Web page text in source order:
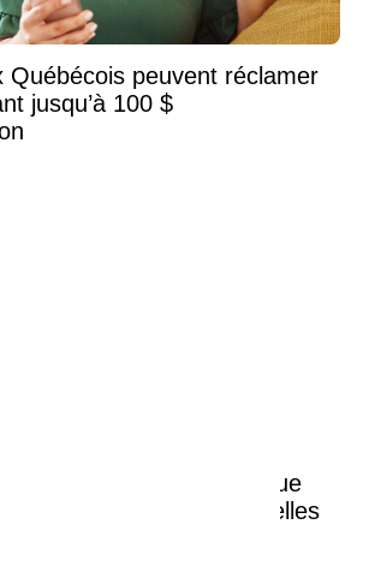
Québécois peuvent réclamer
jusqu’à 100 $
ne sont pas que
terre. Voici tout ce qu'elles